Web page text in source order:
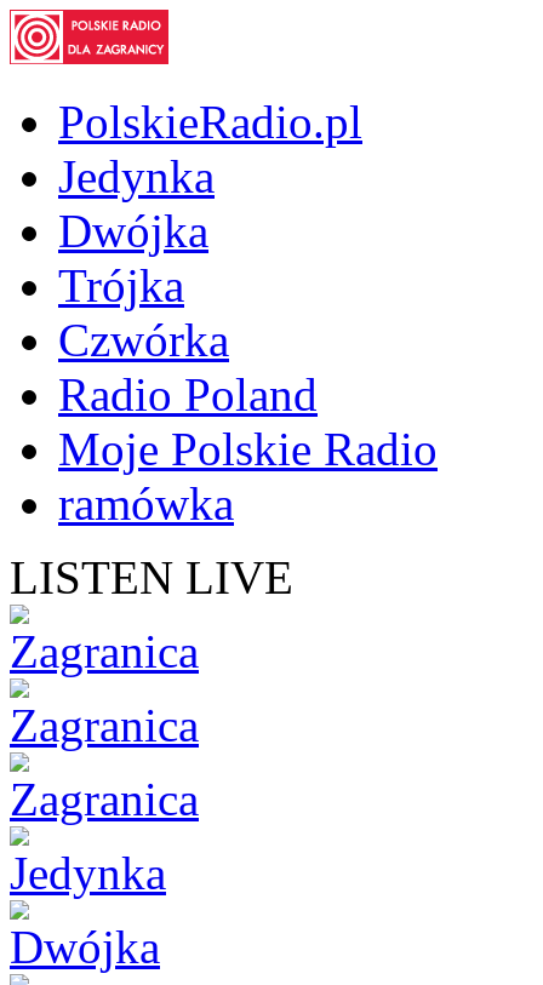
PolskieRadio.pl
Jedynka
Dwójka
Trójka
Czwórka
Radio Poland
Moje Polskie Radio
ramówka
LISTEN LIVE